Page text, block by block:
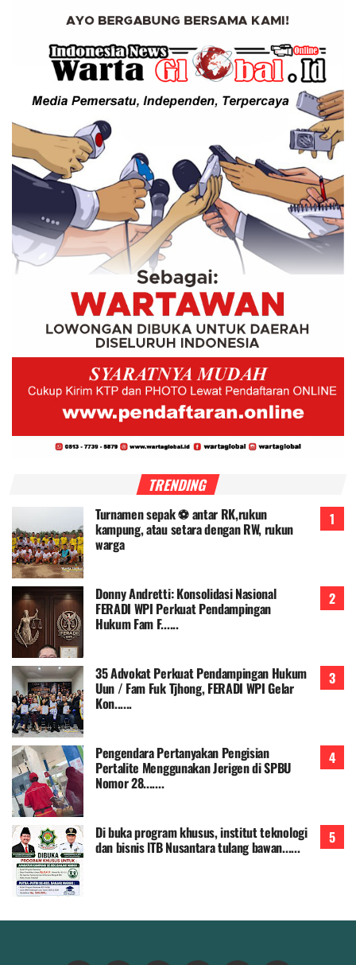
TRENDING
Turnamen sepak ⚽ antar RK,rukun
kampung, atau setara dengan RW, rukun
warga
Donny Andretti: Konsolidasi Nasional
FERADI WPI Perkuat Pendampingan
Hukum Fam F......
35 Advokat Perkuat Pendampingan Hukum
Uun / Fam Fuk Tjhong, FERADI WPI Gelar
Kon......
Pengendara Pertanyakan Pengisian
Pertalite Menggunakan Jerigen di SPBU
Nomor 28.......
Di buka program khusus, institut teknologi
dan bisnis lTB Nusantara tulang bawan......